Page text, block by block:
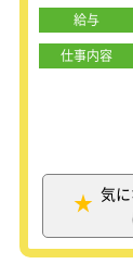
給与
仕事内容
気